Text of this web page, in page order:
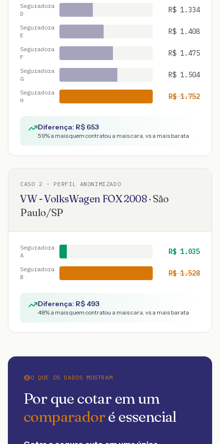
Seguradora
D
R$ 1.334
Seguradora
E
R$ 1.408
Seguradora
F
R$ 1.475
Seguradora
G
R$ 1.504
Seguradora
H
R$1.752
Diferença: R$ 653
59% a mais quem contratou a mais cara, vs a mais barata
CASO 2 · PERFIL ANONIMIZADO
VW - VolksWagen FOX2008 · São
Paulo/SP
Seguradora
A
R$ 1.035
Seguradora
B
R$1.528
Diferença: R$ 493
48% a mais quem contratou a mais cara, vs a mais barata
O QUE OS DADOS MOSTRAM
Por que cotar em um
comparadoré essencial